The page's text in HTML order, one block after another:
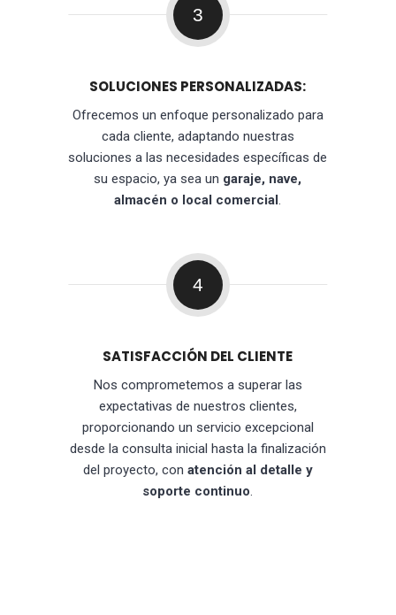
3
SOLUCIONES PERSONALIZADAS:
Ofrecemos un enfoque personalizado para
cada cliente, adaptando nuestras
soluciones a las necesidades específicas de
su espacio, ya sea un garaje, nave,
almacén o local comercial.
4
SATISFACCIÓN DEL CLIENTE
Nos comprometemos a superar las
expectativas de nuestros clientes,
proporcionando un servicio excepcional
desde la consulta inicial hasta la finalización
del proyecto, con atención al detalle y
soporte continuo.